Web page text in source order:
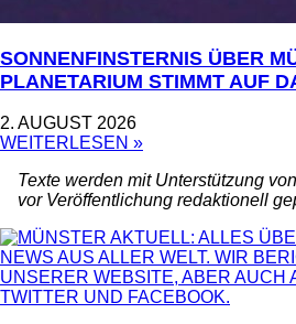
SONNENFINSTERNIS ÜBER
PLANETARIUM STIMMT AUF
2. AUGUST 2026
WEITERLESEN »
Texte werden mit Unterstützung
vor Veröffentlichung redaktionell